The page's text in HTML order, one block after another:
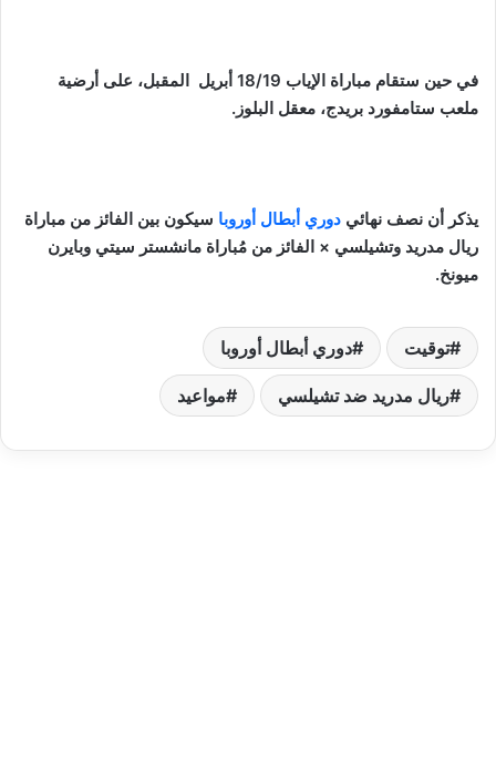
في حين ستقام مباراة الإياب 18/19 أبريل المقبل، على أرضية
ملعب ستامفورد بريدج، معقل البلوز.
يذكر أن نصف نهائي دوري أبطال أوروبا سيكون بين الفائز من مباراة
ريال مدريد وتشيلسي × الفائز من مُباراة مانشستر سيتي وبايرن
ميونخ.
توقيت دوري أبطال أوروبا
ريال مدريد ضد تشيلسي مواعيد